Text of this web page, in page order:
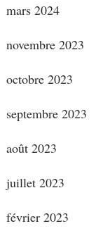
mars 2024
novembre 2023
octobre 2023
septembre 2023
août 2023
juillet 2023
février 2023